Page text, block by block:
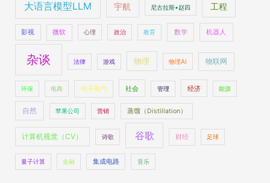
大语言模型LLM 宇航 尼古拉斯•赵四 工程
影视 微软 心理 政治 教育 数学 机器人
杂谈 法律 游戏 物理 物理AI 物联网
环保 电商 电子电气 社会 管理 经济 能源
自然 苹果公司 营销 蒸馏（Distillation）
计算机视觉（CV） 诗歌 谷歌 财经 足球
量子计算 金融 集成电路 音乐